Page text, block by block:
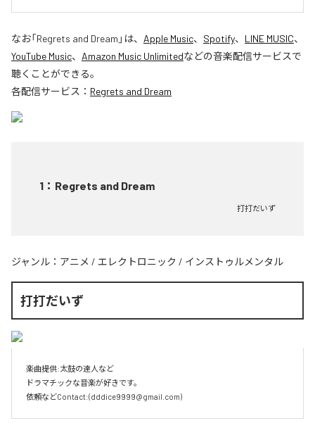
なお「Regrets and Dream 」は、 Apple Music、 Spotify、 LINE MUSIC、
YouTube Music、 Amazon Music Unlimitedなどの音楽配信サービスで
聴くことができる。
各配信サービス： Regrets and Dream
1 ： Regrets and Dream
打打だいず
ジャンル： アニメ / エレクトロニック / インストゥルメンタル
打打だいず
楽曲提供:太鼓の達人など
ドラマチックな音楽が好きです。
依頼などContact:(dddice9999@gmail.com)